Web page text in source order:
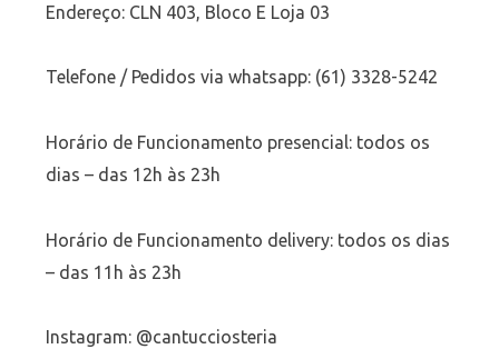
Endereço: CLN 403, Bloco E Loja 03
Telefone / Pedidos via whatsapp: (61) 3328-5242
Horário de Funcionamento presencial: todos os
dias – das 12h às 23h
Horário de Funcionamento delivery: todos os dias
– das 11h às 23h
Instagram: @cantucciosteria